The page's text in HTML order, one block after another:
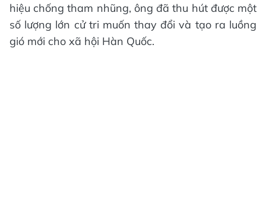
hiệu chống tham nhũng, ông đã thu hút được một
số lượng lớn cử tri muốn thay đổi và tạo ra luồng
gió mới cho xã hội Hàn Quốc.